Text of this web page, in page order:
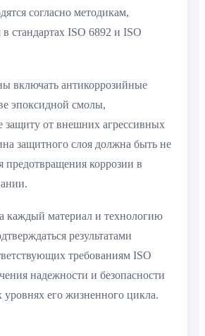
согласно методикам,
стандартах ISO 6892 и ISO
включать антикоррозийные
эпоксидной смолы,
защиту от внешних агрессивных
защитного слоя должна быть не
предотвращения коррозии в
каждый материал и технологию
результатами
требованиям ISO
надежности и безопасности
уровнях его жизненного цикла.